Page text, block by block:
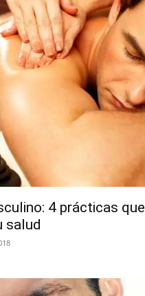
4 prácticas que
salud